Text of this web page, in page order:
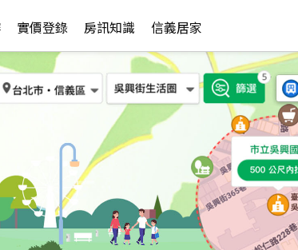
實價登錄 房訊知識 信義居家